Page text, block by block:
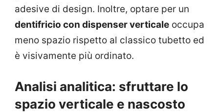
adesive di design. Inoltre, optare per un
dentifricio con dispenser verticale occupa
meno spazio rispetto al classico tubetto ed
è visivamente più ordinato.
Analisi analitica: sfruttare lo
spazio verticale e nascosto